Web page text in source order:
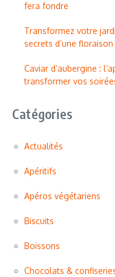
fera fondre
Transformez votre
secrets d’une
Caviar d’aubergine :
transformer vos
Catégories
Actualités
Apéritifs
Apéros végétariens
Biscuits
Boissons
Chocolats &